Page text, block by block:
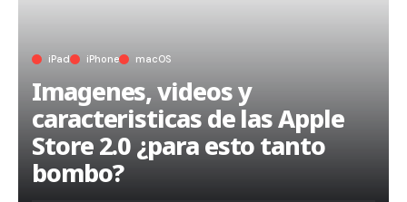
iPad iPhone macOS
Imagenes, videos y
caracteristicas de las Apple
Store 2.0 ¿para esto tanto
bombo?